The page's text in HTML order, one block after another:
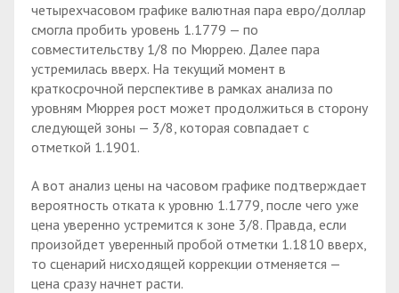
четырехчасовом графике валютная пара евро/доллар
смогла пробить уровень 1.1779 — по
совместительству 1/8 по Мюррею. Далее пара
устремилась вверх. На текущий момент в
краткосрочной перспективе в рамках анализа по
уровням Мюррея рост может продолжиться в сторону
следующей зоны — 3/8, которая совпадает с
отметкой 1.1901.
А вот анализ цены на часовом графике подтверждает
вероятность отката к уровню 1.1779, после чего уже
цена уверенно устремится к зоне 3/8. Правда, если
произойдет уверенный пробой отметки 1.1810 вверх,
то сценарий нисходящей коррекции отменяется —
цена сразу начнет расти.